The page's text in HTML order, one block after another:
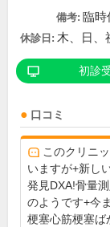
備考: 臨時
休診日: 木、日、
初診
口コミ
このクリニ
いますが+新し
発見DXA!骨量
のようです+今
梗塞心筋梗塞ば